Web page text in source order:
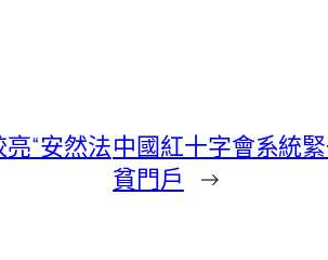
“安然法中國紅十字會系統
貧門戶
→